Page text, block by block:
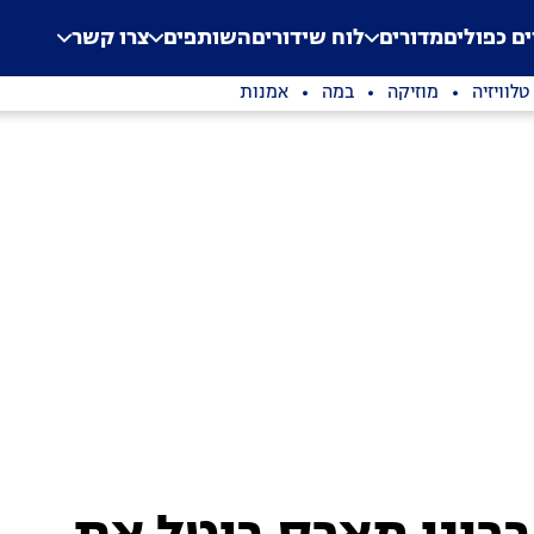
Application error: a
. כפוליםמדורים לוח שידוריםהשותפים צרו קשר
טלוויזיה מוזיקה במה אמנות